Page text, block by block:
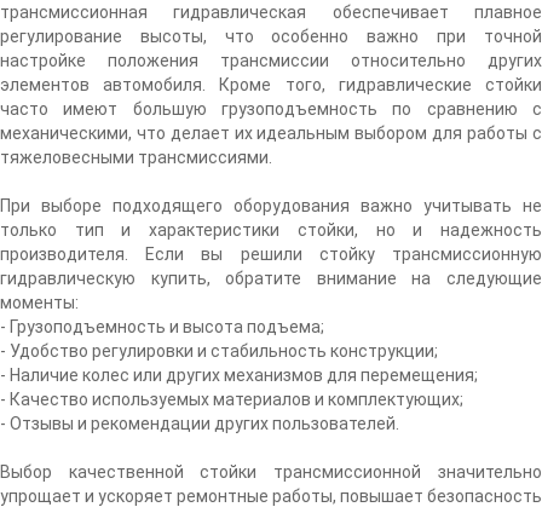
трансмиссионная гидравлическая обеспечивает плавное
регулирование высоты, что особенно важно при точной
настройке положения трансмиссии относительно других
элементов автомобиля. Кроме того, гидравлические стойки
часто имеют большую грузоподъемность по сравнению с
механическими, что делает их идеальным выбором для работы с
тяжеловесными трансмиссиями.
При выборе подходящего оборудования важно учитывать не
только тип и характеристики стойки, но и надежность
производителя. Если вы решили стойку трансмиссионную
гидравлическую купить, обратите внимание на следующие
моменты:
- Грузоподъемность и высота подъема;
- Удобство регулировки и стабильность конструкции;
- Наличие колес или других механизмов для перемещения;
- Качество используемых материалов и комплектующих;
- Отзывы и рекомендации других пользователей.
Выбор качественной стойки трансмиссионной значительно
упрощает и ускоряет ремонтные работы, повышает безопасность